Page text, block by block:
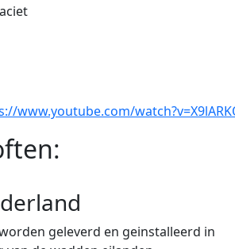
www.youtube.com/
geleverd en geinstalleerd in